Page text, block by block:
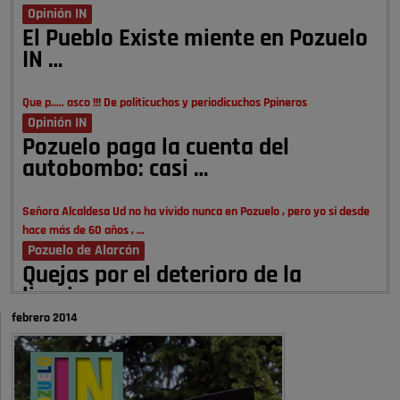
Opinión IN
El Pueblo Existe miente en Pozuelo
IN …
Que p..... asco !!! De politicuchos y periodicuchos Ppineros
Opinión IN
Pozuelo paga la cuenta del
autobombo: casi …
Señora Alcaldesa Ud no ha vivido nunca en Pozuelo , pero yo si desde
hace más de 60 años , …
Pozuelo de Alarcón
Quejas por el deterioro de la
limpieza …
A ver si es posible que haya vivienda para familias con hijos y no
solamente jóvenes que no es tan …
Pozuelo de Alarcón
febrero 2014